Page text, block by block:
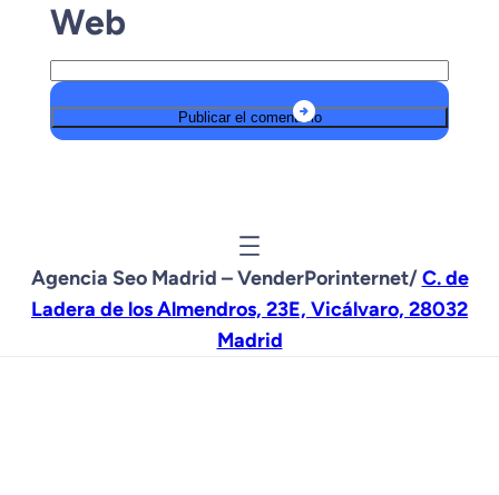
Web
Agencia Seo Madrid – VenderPorinternet/C. de
Ladera de los Almendros, 23E, Vicálvaro, 28032
Madrid